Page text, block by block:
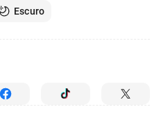
Escuro